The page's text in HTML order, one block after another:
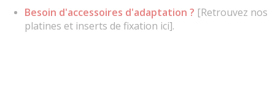
Besoin d'accessoires d'adaptation ? [Retrouvez nos
platines et inserts de fixation ici].